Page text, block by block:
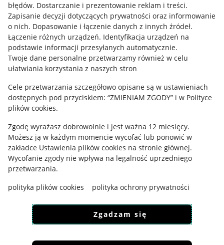
błędów. Dostarczanie i prezentowanie reklam i treści.
Zapisanie decyzji dotyczących prywatności oraz informowanie
o nich. Dopasowanie i łączenie danych z innych źródeł.
Łączenie różnych urządzeń. Identyfikacja urządzeń na
podstawie informacji przesyłanych automatycznie.
Twoje dane personalne przetwarzamy również w celu
ułatwiania korzystania z naszych stron
Cele przetwarzania szczegółowo opisane są w ustawieniach
dostępnych pod przyciskiem: “ZMIENIAM ZGODY” i w Polityce
plików cookies.
Zgodę wyrażasz dobrowolnie i jest ważna 12 miesięcy.
Możesz ją w każdym momencie wycofać lub ponowić w
zakładce Ustawienia plików cookies na stronie głównej.
Wycofanie zgody nie wpływa na legalność uprzedniego
przetwarzania.
polityka plików cookies
polityka ochrony prywatności
Zgadzam się
Informacje prawne
Regulamin
Polityka plików "cookies"
Ustawienia plików "cookies"
Udostępnianie lokalizacji
Informacje dla Aktu o Usługach Cyfrowych
Pobierz aplikację